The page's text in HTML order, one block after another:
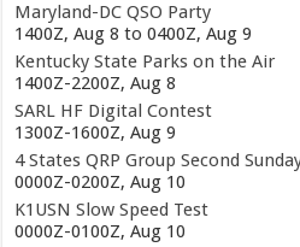
Maryland-DC QSO Party
1400Z, Aug 8 to 0400Z, Aug 9
Kentucky State Parks on the Air
1400Z-2200Z, Aug 8
SARL HF Digital Contest
1300Z-1600Z, Aug 9
4 States QRP Group Second
0000Z-0200Z, Aug 10
K1USN Slow Speed Test
0000Z-0100Z, Aug 10